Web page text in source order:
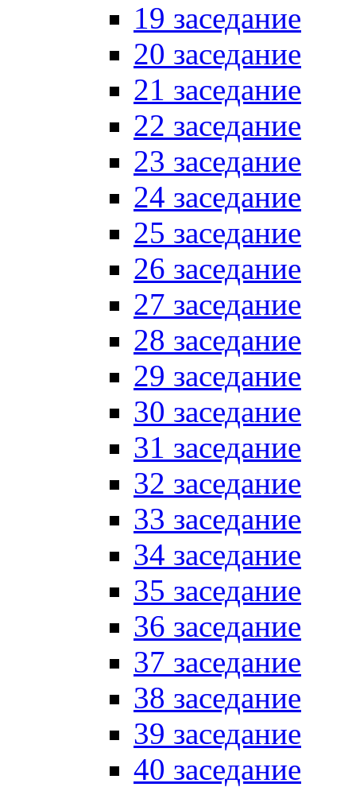
19 заседание
20 заседание
21 заседание
22 заседание
23 заседание
24 заседание
25 заседание
26 заседание
27 заседание
28 заседание
29 заседание
30 заседание
31 заседание
32 заседание
33 заседание
34 заседание
35 заседание
36 заседание
37 заседание
38 заседание
39 заседание
40 заседание